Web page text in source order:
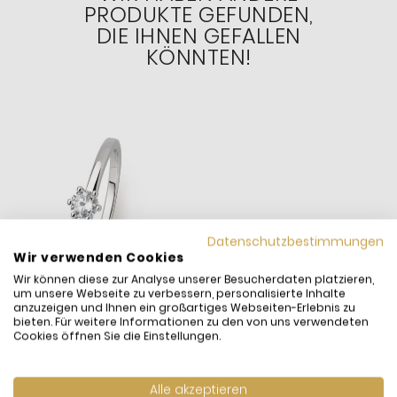
PRODUKTE GEFUNDEN,
DIE IHNEN GEFALLEN
KÖNNTEN!
Xenox XS7383 Ring Damen
Datenschutzbestimmungen
Wir verwenden Cookies
Wir können diese zur Analyse unserer Besucherdaten platzieren,
um unsere Webseite zu verbessern, personalisierte Inhalte
anzuzeigen und Ihnen ein großartiges Webseiten-Erlebnis zu
bieten. Für weitere Informationen zu den von uns verwendeten
Cookies öffnen Sie die Einstellungen.
Alle akzeptieren